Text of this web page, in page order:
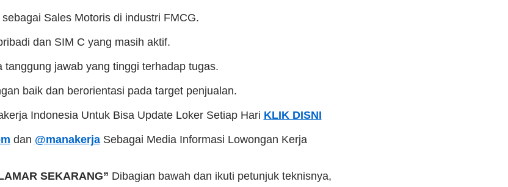
Sales Motoris di industri FMCG.
dan SIM C yang masih aktif.
tanggung jawab yang tinggi terhadap tugas.
baik dan berorientasi pada target penjualan.
Indonesia Untuk Bisa Update Loker Setiap Hari KLIK DISNI
dan @manakerjaSebagai Media Informasi Lowongan Kerja
SEKARANG” Dibagian bawah dan ikuti petunjuk teknisnya,